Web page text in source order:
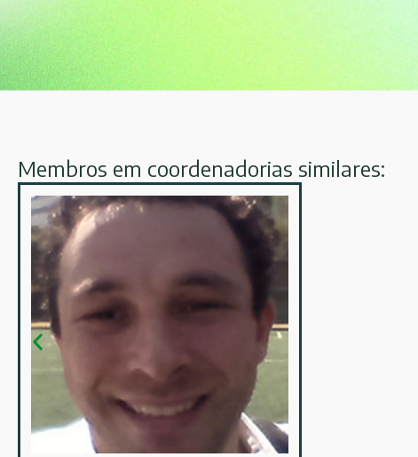
Membros em coordenadorias similares: